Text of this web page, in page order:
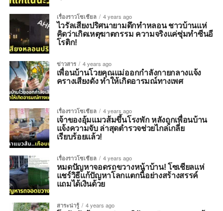
เรื่องราวโซเชียล 4 years ago
ไวรัลเสียงปริศนายามดึกทำหลอน ชาวบ้านแห่
คิดว่าเกิดเหตุฆาตกรรม ความจริงแค่ซุ่มทำซีนอี
โรติก!
ข่าวสาร 4 years ago
เพื่อนบ้านโวยคุณแม่ออกกำลังกายกลางแจ้ง
ครางเสียงดัง ทำให้เกิดอารมณ์ทางเพศ
เรื่องราวโซเชียล 4 years ago
เจ้าของอุ้มแมวส้มขึ้นโรงพัก หลังถูกเพื่อนบ้าน
แจ้งความจับ ล่าสุดตำรวจช่วยไกล่เกลี่ย
เรียบร้อยแล้ว!
เรื่องราวโซเชียล 4 years ago
หมดปัญหาจอดรถขวางหน้าบ้าน! โซเชียลแห่
แชร์วิธีแก้ปัญหาโลกแตกนี้อย่างสร้างสรรค์
แถมได้เงินด้วย
สาระน่ารู้ 4 years ago